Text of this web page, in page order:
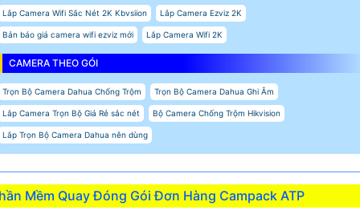
Lắp Camera Wifi Sắc Nét 2K Kbvsiion Lắp Camera Ezviz 2K
Bản báo giá camera wifi ezviz mới Lắp Camera Wifi 2K
CAMERA THEO GÓI
Trọn Bộ Camera Dahua Chống Trộm Trọn Bộ Camera Dahua Ghi Âm
Lắp Camera Trọn Bộ Giá Rẻ sắc nét Bộ Camera Chống Trộm Hikvision
Lắp Trọn Bộ Camera Dahua nên dùng
Mềm Quay Đóng Gói Đơn Hàng Campack ATP